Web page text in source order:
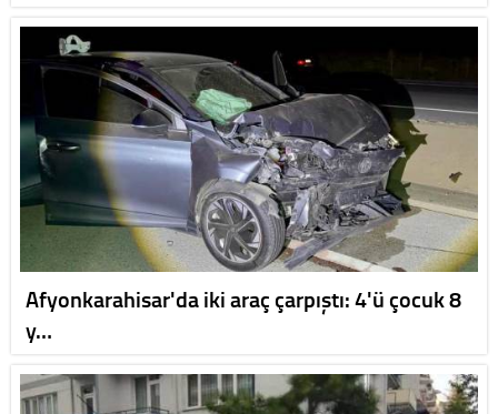
Afyonkarahisar'da iki araç çarpıştı: 4'ü çocuk 8
y…